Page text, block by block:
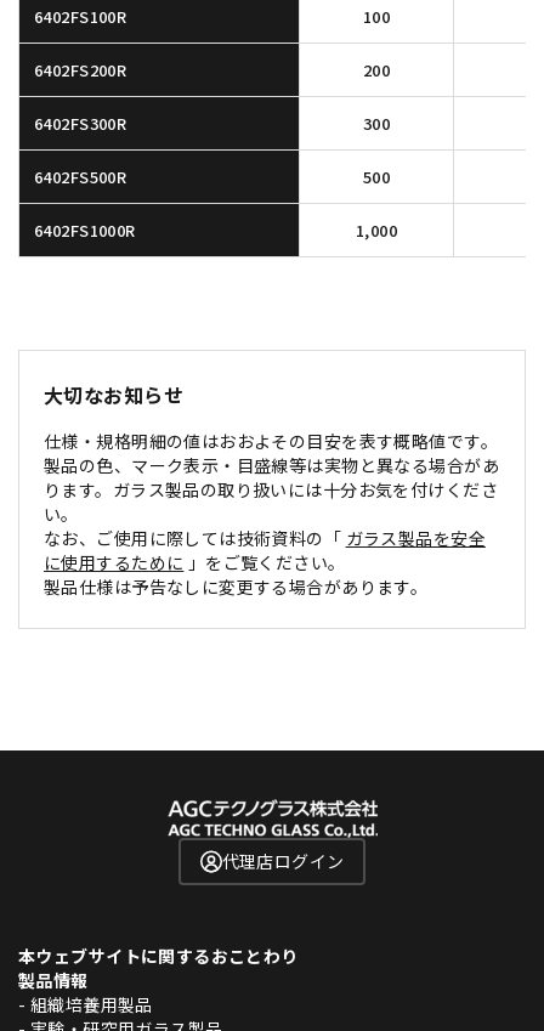
6402FS100R 100
6402FS200R 200
6402FS300R 300
6402FS500R 500
6402FS1000R 1,000
大切なお知らせ
仕様・規格明細の値はおおよその目安を表す概略値です。
製品の色、マーク表示・目盛線等は実物と異なる場合があ
ります。ガラス製品の取り扱いには十分お気を付けくださ
い。
なお、ご使用に際しては技術資料の「 ガラス製品を安全
に使用するために 」をご覧ください。
製品仕様は予告なしに変更する場合があります。
代理店ログイン
本ウェブサイトに関するおことわり
製品情報
- 組織培養用製品